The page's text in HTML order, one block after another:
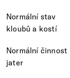
Normální stav
kloubů a kostí
Normální činnost
jater